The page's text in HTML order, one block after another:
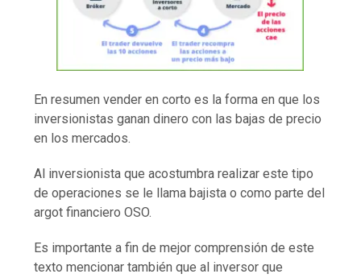
En resumen vender en corto es la forma en que los
inversionistas ganan dinero con las bajas de precio
en los mercados.
Al inversionista que acostumbra realizar este tipo
de operaciones se le llama bajista o como parte del
argot financiero OSO.
Es importante a fin de mejor comprensión de este
texto mencionar también que al inversor que